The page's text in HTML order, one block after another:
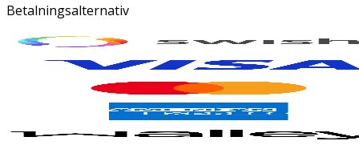
Betalningsalternativ